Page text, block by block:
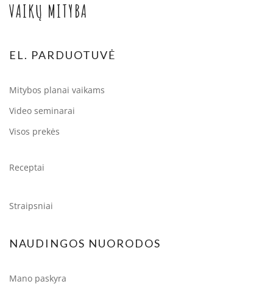
VAIKŲ MITYBA
EL. PARDUOTUVĖ
Mitybos planai vaikams
Video seminarai
Visos prekės
Receptai
Straipsniai
NAUDINGOS NUORODOS
Mano paskyra